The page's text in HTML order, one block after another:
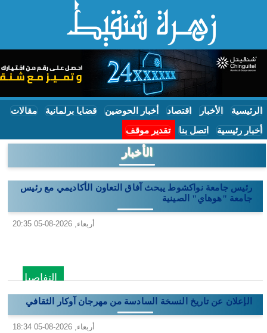
الرئيسية الأخبار اقتصاد أخبار الحوضين قضايا برلمانية مقالات
أخبار رئيسية اتصل بنا تقدير موقف
الأخبار
رئيس جامعة نواكشوط يبحث آفاق التعاون الأكاديمي مع رئيس
جامعة "هوهاي" الصينية
أربعاء, 2026-08-05 20:35
التفاصيل
الإعلان عن تاريخ النسخة السادسة من مهرجان آوكار الثقافي
أربعاء, 2026-08-05 18:34